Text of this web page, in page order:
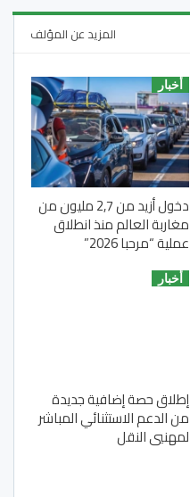
المزيد عن المؤلف
أخبار
دخول أزيد من 2,7 مليون من
مغاربة العالم منذ انطلاق
عملية “مرحبا 2026”
أخبار
إطلاق حصة إضافية جديدة
من الدعم الاستثنائي المباشر
لمهنيي النقل